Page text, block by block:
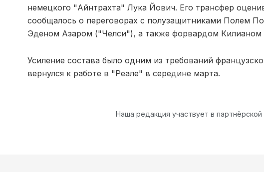
немецкого "Айнтрахта" Лука Йович. Его трансфер
сообщалось о переговорах с полузащитниками Полем
Эденом Азаром ("Челси"), а также форвардом
Усиление состава было одним из требований
вернулся к работе в "Реале" в середине марта.
Наша редакция участвует в партнёрской